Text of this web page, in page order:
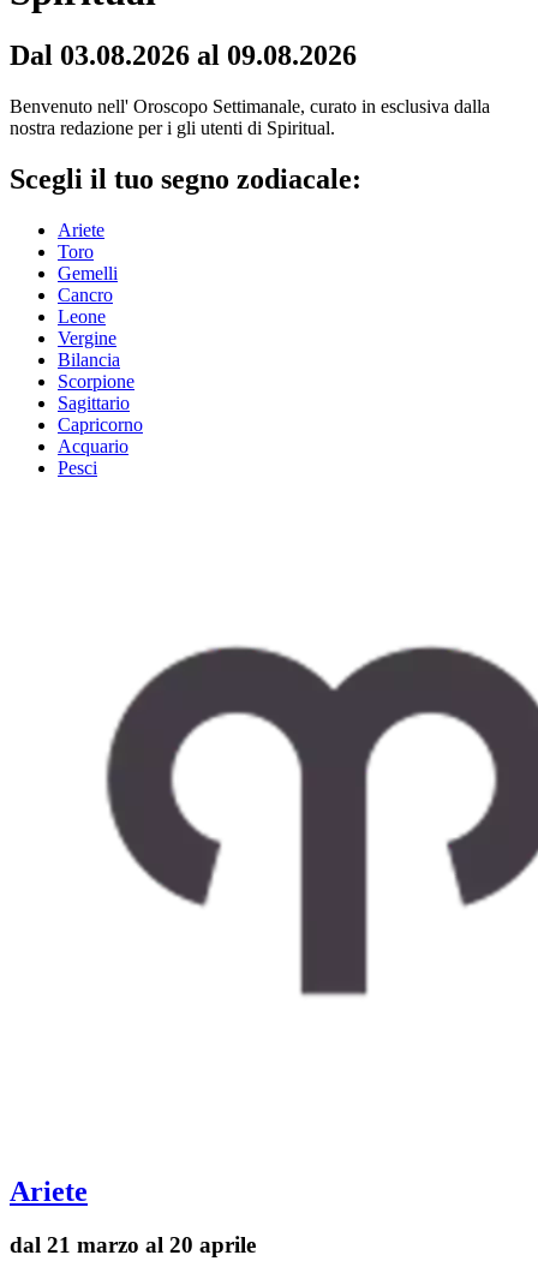
Dal 03.08.2026 al 09.08.2026
Benvenuto nell' Oroscopo Settimanale, curato in esclusiva dalla
nostra redazione per i gli utenti di Spiritual.
Scegli il tuo segno zodiacale:
Ariete
Toro
Gemelli
Cancro
Leone
Vergine
Bilancia
Scorpione
Sagittario
Capricorno
Acquario
Pesci
Ariete
dal 21 marzo al 20 aprile